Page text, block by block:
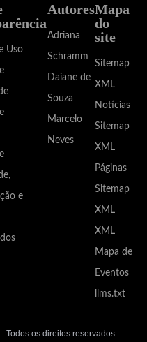
Uso
e
Autores
Adriana
Schramm
Daiane de
Souza
Marcelo
Neves
Mapa
do
site
Sitemap
XML
Notícias
Sitemap
XML
Páginas
Sitemap
XML
XML
Mapa de
Eventos
llms.txt
Todos os direitos reservados